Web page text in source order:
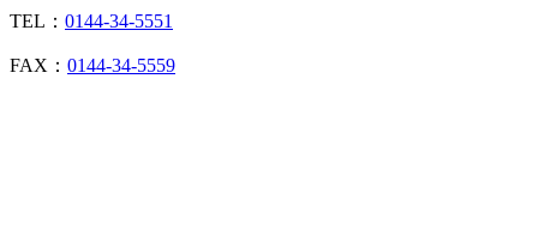
TEL： 0144-34-5551
FAX： 0144-34-5559